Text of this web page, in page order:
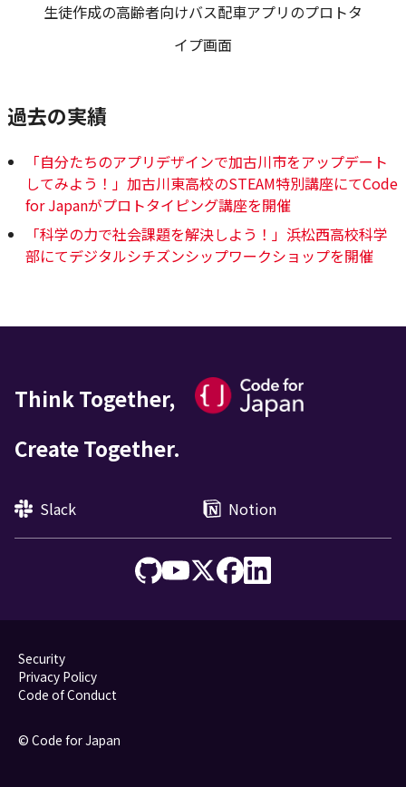
生徒作成の高齢者向けバス配車アプリのプロトタ
イプ画面
過去の実績
「自分たちのアプリデザインで加古川市をアップデート
してみよう！」加古川東高校のSTEAM特別講座にてCode
for Japanがプロトタイピング講座を開催
「科学の力で社会課題を解決しよう！」浜松西高校科学
部にてデジタルシチズンシップワークショップを開催
Think Together,
Create Together.
Slack Notion
Security
Privacy Policy
Code of Conduct
© Code for Japan